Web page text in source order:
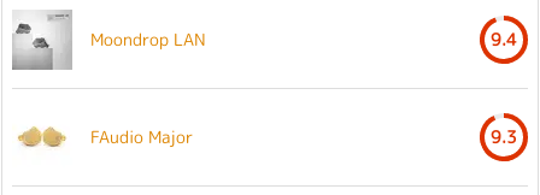
Moondrop LAN 9.4
FAudio Major 9.3